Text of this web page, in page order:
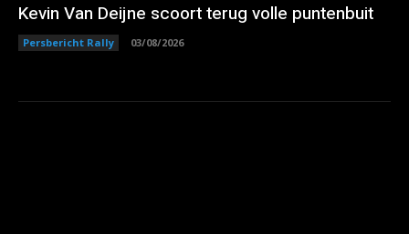
Kevin Van Deijne scoort terug volle puntenbuit
Persbericht Rally 03/08/2026